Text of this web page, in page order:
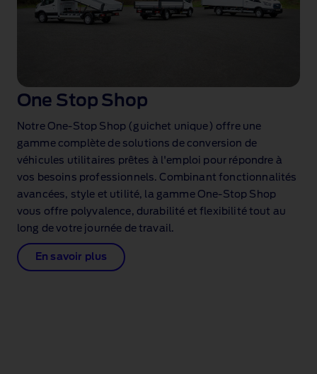
One Stop Shop
Notre One‑Stop Shop (guichet unique) offre une
gamme complète de solutions de conversion de
véhicules utilitaires prêtes à l'emploi pour répondre à
vos besoins professionnels. Combinant fonctionnalités
avancées, style et utilité, la gamme One‑Stop Shop
vous offre polyvalence, durabilité et flexibilité tout au
long de votre journée de travail.
En savoir plus